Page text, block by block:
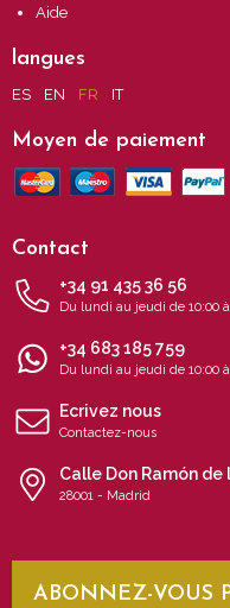
Aide
langues
ES EN FR IT
Moyen de paiement
Contact
+34 91 435 36 56
Du lundi au jeudi de 10:00
+34 683 185 759
Du lundi au jeudi de 10:00
Ecrivez nous
Contactez-nous
Calle Don Ramón de
28001 - Madrid
ABONNEZ-VOUS